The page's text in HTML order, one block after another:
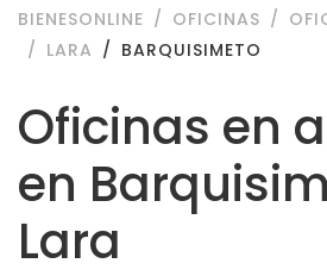
BIENESONLINE OFICINAS
LARA
BARQUISIMETO
Oficinas en
en
Lara